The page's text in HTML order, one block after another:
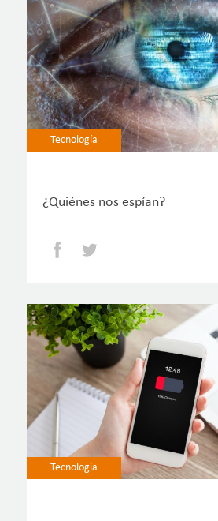
Tecnología
¿Quiénes nos espían?
Facebook
Tecnología